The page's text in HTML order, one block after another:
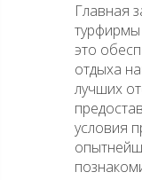
Главная
турфирмы
это
отдыха
лучших
условия